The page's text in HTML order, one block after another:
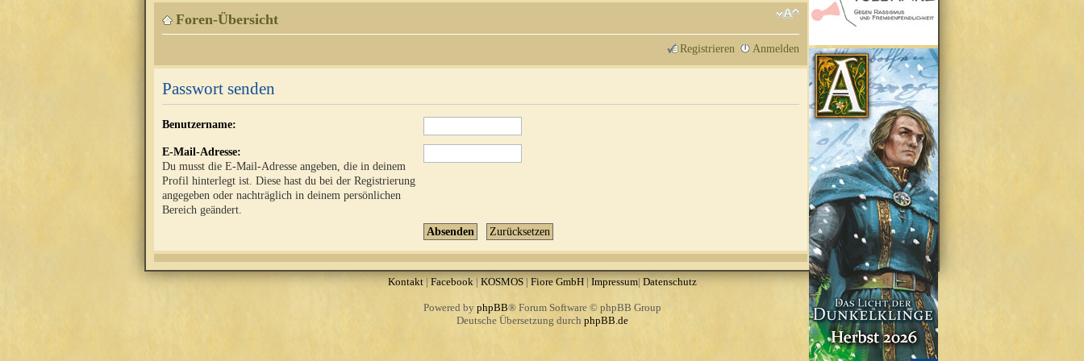
Foren-Übersicht
Registrieren Anmelden
Passwort senden
Benutzername:
E-Mail-Adresse:
Du musst die E-Mail-Adresse angeben, die in deinem
Profil hinterlegt ist. Diese hast du bei der Registrierung
angegeben oder nachträglich in deinem persönlichen
Bereich geändert.
Kontakt|Facebook | KOSMOS| Fiore GmbH| Impressum| Datenschutz
Powered by phpBB® Forum Software © phpBB Group
Deutsche Übersetzung durch phpBB.de